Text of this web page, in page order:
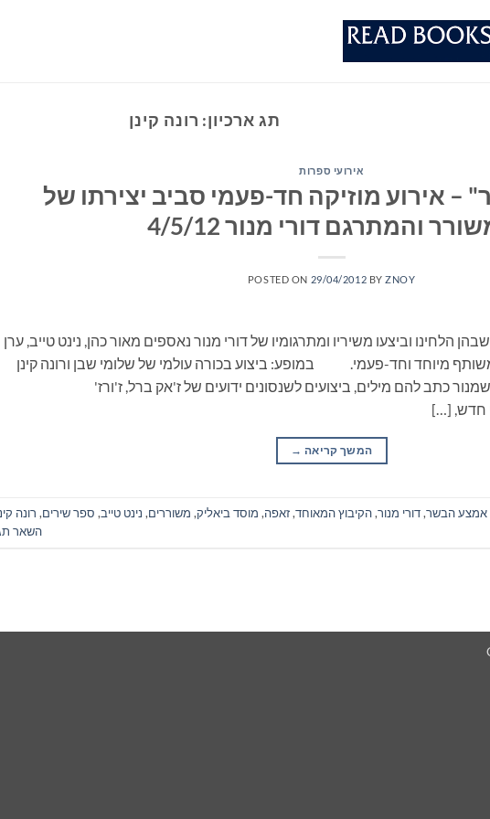
תג ארכיון: רונה קינן
אירועי ספרות
אירוע מוזיקה חד-פעמי סביב יצירתו של
והמתרגם דורי מנור 4/5/12
POSTED ON 29/04/2012 BYZNOY
הלחינו וביצעו משיריו ומתרגומיו של דורי מנור נאספים מאור כהן, נינט טייב, ערן
משותף מיוחד וחד-פעמי. במופע: ביצוע בכורה עולמי של שלומי שבן ורונה קינן
כתב להם מילים, ביצועים לשנסונים ידועים של ז'אק ברל, ז'ורז'
חדש, […]
המשך קריאה →
אמצע הבשר,דורי מנור,הקיבוץ המאוחד,זאפה, מוסד ביאליק, משוררים, נינט טייב, ספר שירים, רונה
השאר